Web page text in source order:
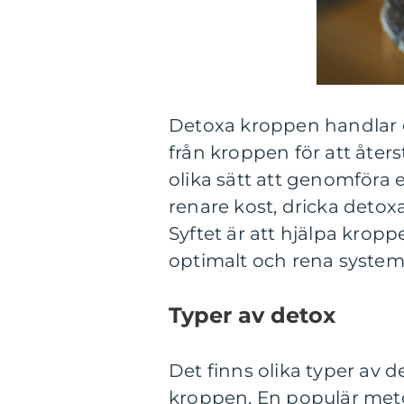
Detoxa kroppen
från kroppen för att
olika sätt att genomföra
renare kost, dricka
Syftet är att hjälpa
optimalt och rena
Typer av detox
Det finns olika typer av
kroppen. En populär